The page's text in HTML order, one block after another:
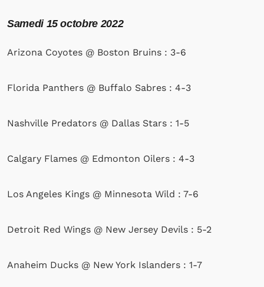
Samedi15 octobre 2022
Arizona Coyotes @ Boston Bruins : 3-6
Florida Panthers @ Buffalo Sabres : 4-3
Nashville Predators @ Dallas Stars : 1-5
Calgary Flames @ Edmonton Oilers : 4-3
Los Angeles Kings @ Minnesota Wild : 7-6
Detroit Red Wings @ New Jersey Devils : 5-2
Anaheim Ducks @ New York Islanders : 1-7